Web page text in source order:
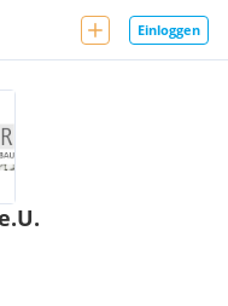
Einloggen